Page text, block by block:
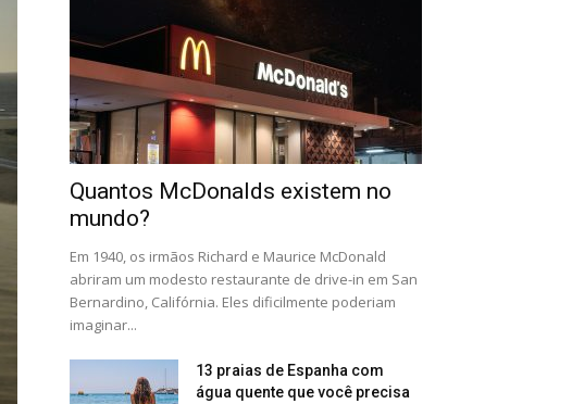
Quantos McDonalds existem no
mundo?
Em 1940, os irmãos Richard e Maurice McDonald
abriram um modesto restaurante de drive-in em San
Bernardino, Califórnia. Eles dificilmente poderiam
imaginar...
13 praias de Espanha com
água quente que você precisa